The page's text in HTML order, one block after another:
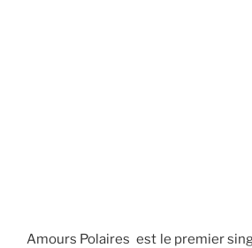
Amours Polaires est le premier